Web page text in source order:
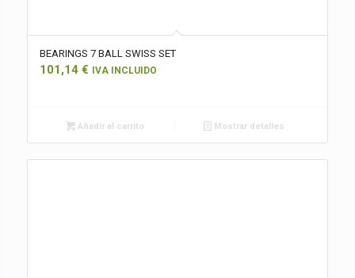
BEARINGS 7 BALL SWISS SET
101,14 € IVA INCLUIDO
Añadir al carrito Mostrar detalles